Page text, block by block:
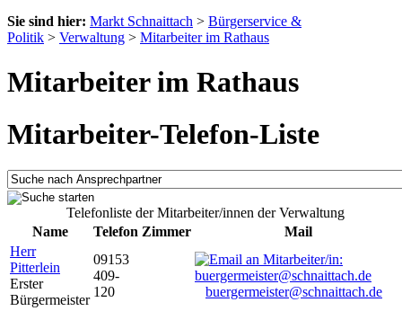
Sie sind hier: Markt Schnaittach > Bürgerservice &
Politik > Verwaltung > Mitarbeiter im Rathaus
Mitarbeiter im Rathaus
Mitarbeiter-Telefon-Liste
Telefonliste der Mitarbeiter/innen der Verwaltung
Name
Telefon Zimmer
Mail
Herr
Pitterlein
Erster
Bürgermeister
09153
409-
120
buergermeister@schnaittach.de